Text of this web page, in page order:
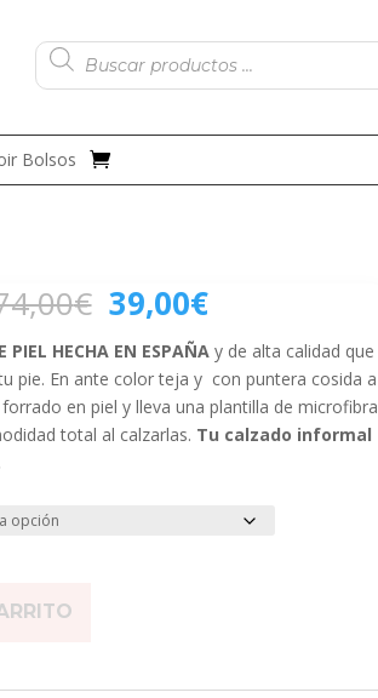
Búsqueda
de
productos
Bolsos
€ El
precio
original
era:
74,00€.
39,00€El
precio
actual
es:
39,00€.
PIEL HECHA EN ESPAÑA y de alta calidad que
pie. En ante color teja y con puntera cosida a
en piel y lleva una plantilla de microfibra
total al calzarlas. Tu calzado informal